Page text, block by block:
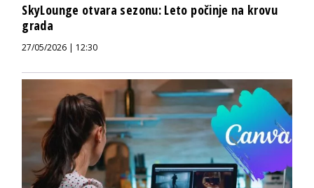
SkyLounge otvara sezonu: Leto počinje na krovu
grada
27/05/2026 | 12:30